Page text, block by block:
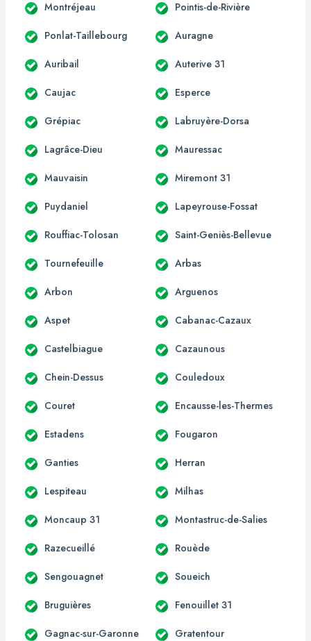
Montréjeau Pointis-de-Rivière
Ponlat-Taillebourg Auragne
Auribail Auterive 31
Caujac Esperce
Grépiac Labruyère-Dorsa
Lagrâce-Dieu Mauressac
Mauvaisin Miremont 31
Puydaniel Lapeyrouse-Fossat
Rouffiac-Tolosan Saint-Geniès-Bellevue
Tournefeuille Arbas
Arbon Arguenos
Aspet Cabanac-Cazaux
Castelbiague Cazaunous
Chein-Dessus Couledoux
Couret Encausse-les-Thermes
Estadens Fougaron
Ganties Herran
Lespiteau Milhas
Moncaup 31 Montastruc-de-Salies
Razecueillé Rouède
Sengouagnet Soueich
Bruguières Fenouillet 31
Gagnac-sur-Garonne Gratentour